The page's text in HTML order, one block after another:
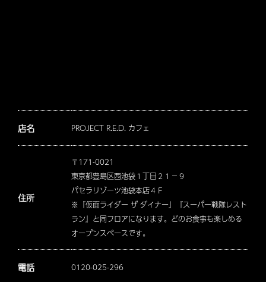
店名 PROJECT R.E.D. カフェ
住所
〒171-0021
東京都豊島区西池袋１丁目２１−９
パセラリゾーツ池袋本店４Ｆ
※『仮面ライダー ザ ダイナー』『スーパー戦隊レスト
ラン』と同フロアになります。どのお食事も楽しめる
オープンスペースです。
電話 0120-025-296